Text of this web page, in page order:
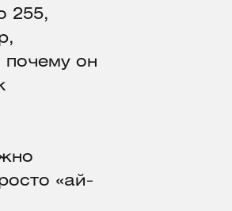
255,
он
«ай-